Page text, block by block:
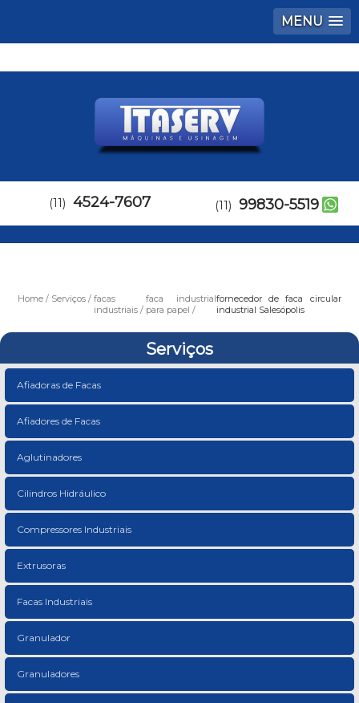
MENU
(11) 4524-7607 (11) 99830-5519
Home Serviços
facas
industriais
faca industrial
para papel
fornecedor de faca circular
industrial Salesópolis
Serviços
Afiadoras de Facas
Afiadores de Facas
Aglutinadores
Cilindros Hidráulico
Compressores Industriais
Extrusoras
Facas Industriais
Granulador
Granuladores